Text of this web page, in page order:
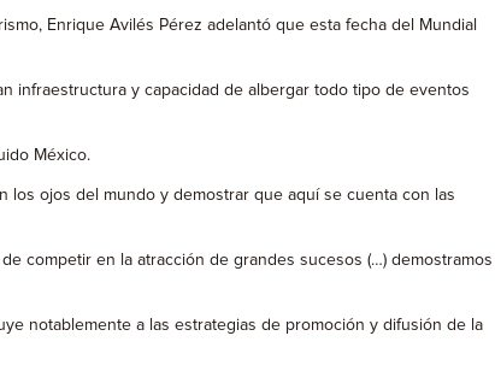
Enrique Avilés Pérez adelantó que esta fecha del Mundial
infraestructura y capacidad de albergar todo tipo de eventos
México.
los ojos del mundo y demostrar que aquí se cuenta con las
competir en la atracción de grandes sucesos (…) demostramos
notablemente a las estrategias de promoción y difusión de la